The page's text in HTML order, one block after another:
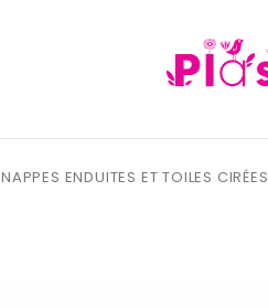
NAPPES ENDUITES ET TOILES CIRÉES